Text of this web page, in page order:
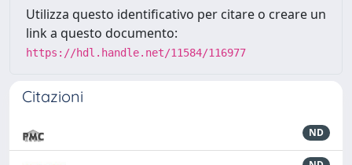
Utilizza questo identificativo per citare o creare un
link a questo documento:
https://hdl.handle.net/11584/116977
Citazioni
ND